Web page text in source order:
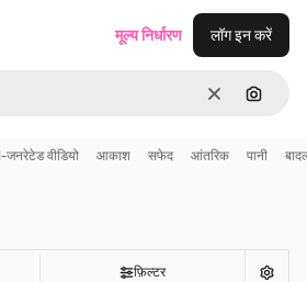
साफ़ इमेज से
मूल्य निर्धारण लॉग इन करें
जनरेटेड वीडियो आकाश सफेद आंतरिक पानी
फ़िल्टर